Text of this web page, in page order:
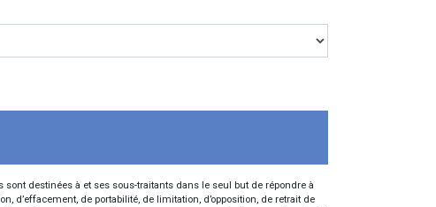
destinées à et ses sous-traitants dans le seul but de répondre à
d’effacement, de portabilité, de limitation, d’opposition, de retrait de